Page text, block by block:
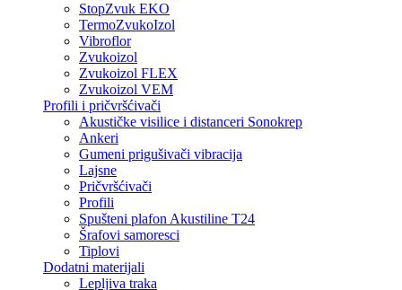
StopZvuk EKO
TermoZvukoIzol
Vibroflor
Zvukoizol
Zvukoizol FLEX
Zvukoizol VEM
Profili i pričvršćivači
Akustičke visilice i distanceri Sonokrep
Ankeri
Gumeni prigušivači vibracija
Lajsne
Pričvršćivači
Profili
Spušteni plafon Akustiline T24
Šrafovi samoresci
Tiplovi
Dodatni materijali
Lepljiva traka